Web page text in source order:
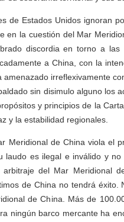
de Estados Unidos ignoran
en la cuestión del Mar
discordia en torno a
a China, con la
amenazado irreflexivamente
sin disimulo alguno los
y principios de la
y la estabilidad regionales.
Meridional de China viola el
laudo es ilegal e inválido y
del Mar Meridional
de China no tendrá
de China. Más de
ningún barco mercante ha